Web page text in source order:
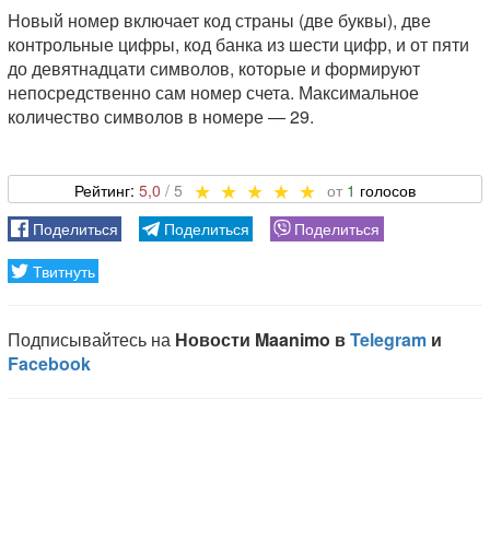
Новый номер включает код страны (две буквы), две
контрольные цифры, код банка из шести цифр, и от пяти
до девятнадцати символов, которые и формируют
непосредственно сам номер счета. Максимальное
количество символов в номере — 29.
5,0 1